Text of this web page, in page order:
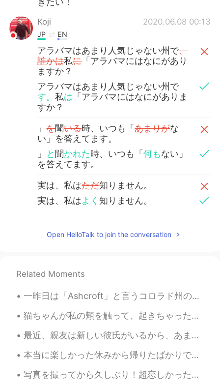
Koji 2020.06.08 00:13
JP EN
アラバマはあまり人気じゃない州で、
誰かは私に「アラバマにはなにがあり
ますか？
アラバマはあまり人気じゃない州で
す。私は 「アラバマにはなにがありま
すか？
」を聞いる時、いつも「あまりがな
い」を答えてます。
」
と 聞かれた時、いつも「何もない」
を答えてます。
実は、私はただ知りません。
実は、私はよく 知りません。
をあまり知りません。
最初の写真の花を見る
白い猫の尾
られる
白い猫の尾のように見えます。
白い猫の尾の花はもう面白いけど、そ
りです。
白い猫の尾の花は
とても面白いけど、
それはそれ自体が美しい個々の花の集
Open HelloTalk to join the conversation
Related Moments
一昨日は「Ashcroft」と言うコロラド州のゴーストタウンに行きました。私にとってこの場所は面白いです。元々、銀の鉱山の町でした。 鉱山労働者は適切なギアなしで働いてました。そして、ろうそく...
猫ちゃんが私の頬を触って、起きちゃった。今寝られない。頬が痛くて腫れている。「腫れてる」と「晴れてる」の漢字と読み方は似てると気づいた！確かに月が体に関係があって、もっと重くなったら、腫れるにな...
最近、親友は新しい彼氏がいるから、あまり話せないです。🥲私も幸せですが以前は毎日話してました。そして、新しい彼氏さんは兵隊なので、時々、私は彼女に内輪ネタといってる時に彼は真面目すぎて、私は怖く...
本当に楽しかった休みから帰りたばかりです！☺️フロリダ州にはマスクしてる人が誰もいなかった！😂エレベーターでも。本格的な自由がまたありますね。いいことがどうがわからないけど、実は、みんなは休日を...
写真を撮ってから久しぶり！超恋しかった！最近、仕事の後、家に帰る前時、リラックスのために近所のこの部分に座って、噴水とアヒルを見てます。今日はカメラと三脚を持参することにしました。 日の一番美...